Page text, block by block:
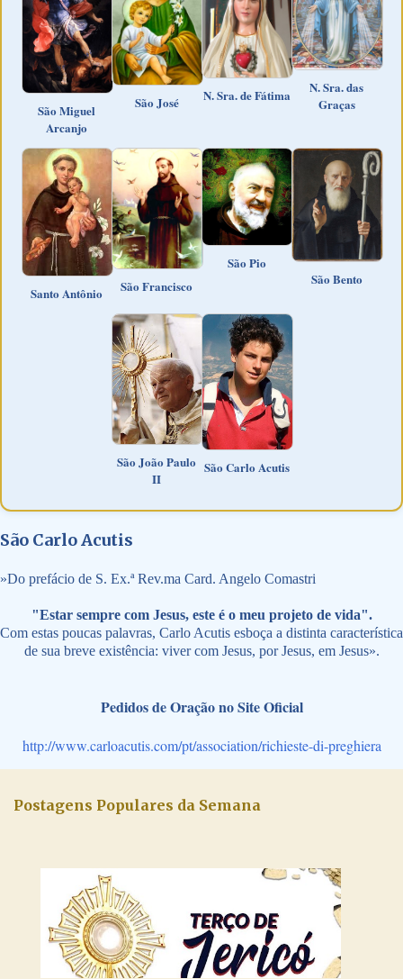
São Miguel
Arcanjo
São José N. Sra. de Fátima
N. Sra. das
Graças
Santo Antônio São Francisco
São Pio
São Bento
São João Paulo
II
São Carlo Acutis
São Carlo Acutis
»Do prefácio de S. Ex.ª Rev.ma Card. Angelo Comastri
"Estar sempre com Jesus, este é o meu projeto de vida".
Com estas poucas palavras, Carlo Acutis esboça a distinta característica
de sua breve existência: viver com Jesus, por Jesus, em Jesus».
Pedidos de Oração no Site Oficial
http://www.carloacutis.com/pt/association/richieste-di-preghiera
Postagens Populares da Semana